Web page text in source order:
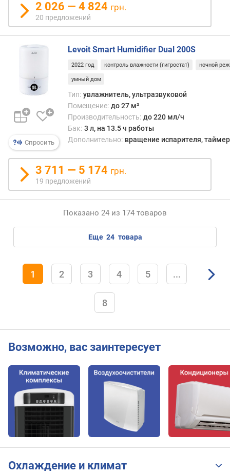
т
ь
п
о
т
б
л
н
и
(
В
т
)
в
)
2 026 — 4 824 грн.
20 предложений
Спросить
Levoit Smart Humidifier Dual 200S
2022 год контроль влажности (гигростат) ночной
умный дом
Тип: увлажнитель, ультразвуковой
Помещение: до 27 м²
Производительность: до 220 мл/ч
Бак: 3 л, на 13.5 ч работы
Дополнительно: вращение испарителя,
3 711 — 5 174 грн.
19 предложений
Показано 24 из 174 товаров
еще 24 товара
1 2 3 4 5 ...
8
Возможно, вас заинтересует
Охлаждение и климат